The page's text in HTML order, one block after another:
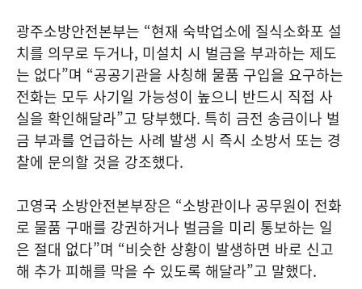
광주소방안전본부는 “현재 숙박업소에 질식소화포 설
치를 의무로 두거나, 미설치 시 벌금을 부과하는 제도
는 없다”며 “공공기관을 사칭해 물품 구입을 요구하는
전화는 모두 사기일 가능성이 높으니 반드시 직접 사
실을 확인해달라”고 당부했다. 특히 금전 송금이나 벌
금 부과를 언급하는 사례 발생 시 즉시 소방서 또는 경
찰에 문의할 것을 강조했다.
고영국 소방안전본부장은 “소방관이나 공무원이 전화
로 물품 구매를 강권하거나 벌금을 미리 통보하는 일
은 절대 없다”며 “비슷한 상황이 발생하면 바로 신고
해 추가 피해를 막을 수 있도록 해달라”고 말했다.